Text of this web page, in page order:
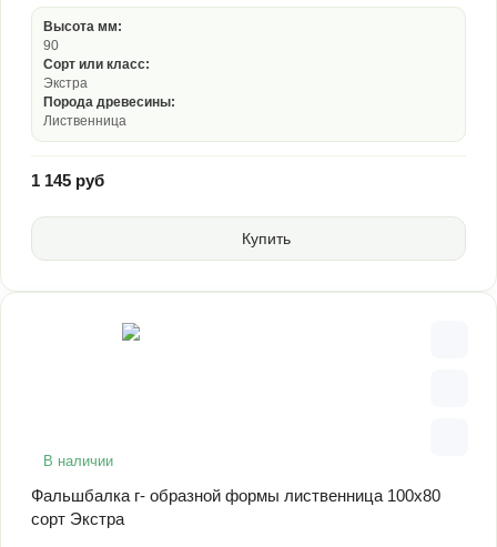
Высота мм:
90
Сорт или класс:
Экстра
Порода древесины:
Лиственница
1 145 руб
Купить
В наличии
Фальшбалка г- образной формы лиственница 100х80
сорт Экстра